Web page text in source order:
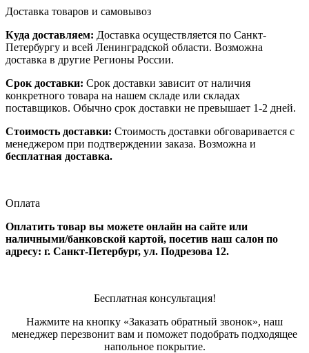
Доставка товаров и самовывоз
Куда доставляем: Доставка осуществляется по Санкт-
Петербургу и всей Ленинградской области. Возможна
доставка в другие Регионы России.
Срок доставки: Срок доставки зависит от наличия
конкретного товара на нашем складе или складах
поставщиков. Обычно срок доставки не превышает 1-2 дней.
Стоимость доставки: Стоимость доставки обговаривается с
менеджером при подтверждении заказа. Возможна и
бесплатная доставка.
Оплата
Оплатить товар вы можете онлайн на сайте или
наличными/банковской картой, посетив наш салон по
адресу: г. Санкт-Петербург, ул. Подрезова 12.
Бесплатная консультация!
Нажмите на кнопку «Заказать обратный звонок», наш
менеджер перезвонит вам и поможет подобрать подходящее
напольное покрытие.